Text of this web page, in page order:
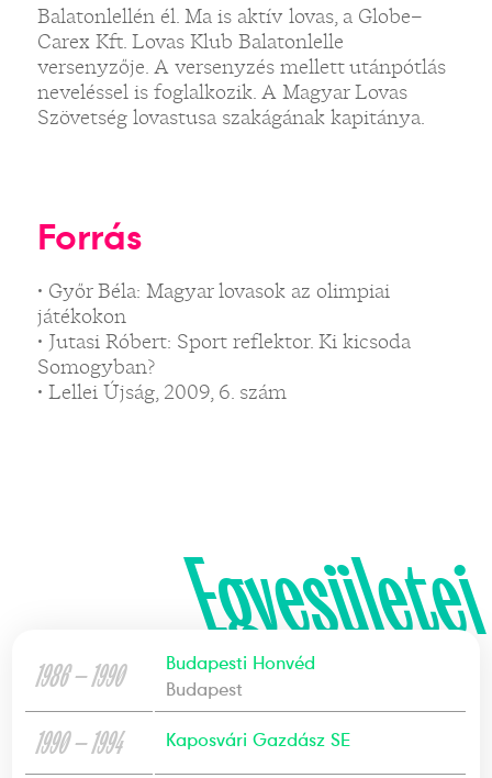
Balatonlellén él. Ma is aktív lovas, a Globe–
Carex Kft. Lovas Klub Balatonlelle
versenyzője. A versenyzés mellett utánpótlás
neveléssel is foglalkozik. A Magyar Lovas
Szövetség lovastusa szakágának kapitánya.
Forrás
• Győr Béla: Magyar lovasok az olimpiai
játékokon
• Jutasi Róbert: Sport reflektor. Ki kicsoda
Somogyban?
• Lellei Újság, 2009, 6. szám
Egyesületei
1986 — 1990
Budapesti Honvéd
Budapest
1990 — 1994 Kaposvári Gazdász SE